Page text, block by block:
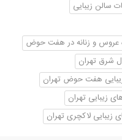
سالن زیبایی
عروس و زنانه در هفت حوض
شرق تهران
هفت حوض تهران
زیبایی تهران
زیبایی لاکچری تهران